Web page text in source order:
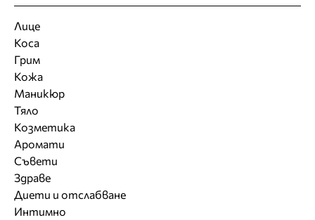
Лице
Коса
Грим
Кожа
Маникюр
Тяло
Козметика
Аромати
Съвети
Здраве
Диети и отслабване
Интимно